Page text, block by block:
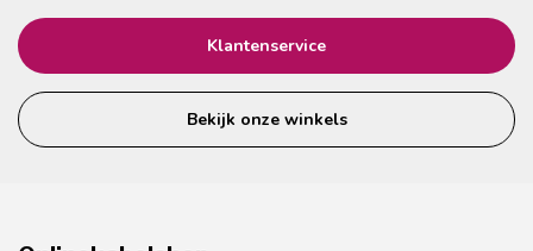
Klantenservice
Bekijk onze winkels